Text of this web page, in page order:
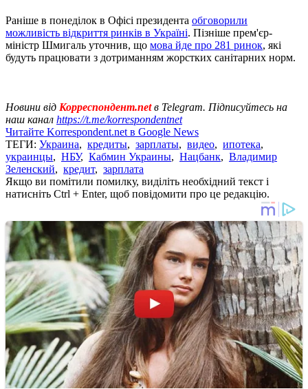
Раніше в понеділок в Офісі президента обговорили
можливість відкриття ринків в Україні. Пізніше прем'єр-
міністр Шмигаль уточнив, що мова йде про 281 ринок, які
будуть працювати з дотриманням жорстких санітарних норм.
Новини від Корреспондент.netв Telegram. Підписуйтесь на
наш канал https://t.me/korrespondentnet
Читайте Korrespondent.net в Google News
ТЕГИ: Украина, кредиты, зарплаты, видео, ипотека,
украинцы, НБУ, Кабмин Украины, Нацбанк, Владимир
Зеленский, кредит, зарплата
Якщо ви помітили помилку, виділіть необхідний текст і
натисніть Ctrl + Enter, щоб повідомити про це редакцію.